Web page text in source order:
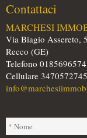
Contattaci
MARCHESI
Via Biagio Assereto,
Recco (GE)
Telefono 0185696574
Cellulare 3470572745